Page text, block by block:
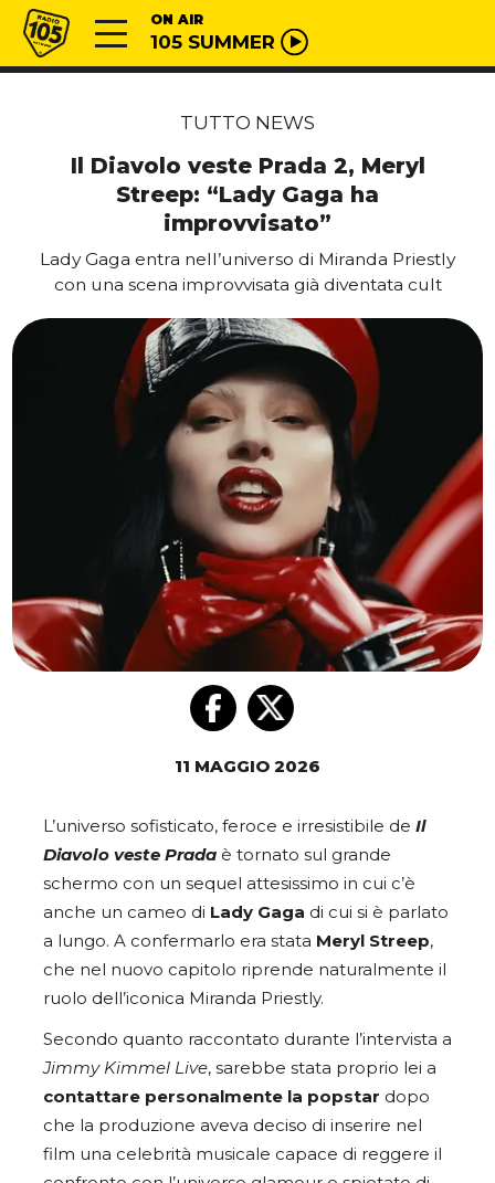
Vai al contenuto
Radio 105 ON AIR
105 SUMMER
TUTTO NEWS
Il Diavolo veste Prada 2, Meryl
Streep: “Lady Gaga ha
improvvisato”
Lady Gaga entra nell’universo di Miranda Priestly
con una scena improvvisata già diventata cult
11 MAGGIO 2026
L’universo sofisticato, feroce e irresistibile de Il
Diavolo veste Prada è tornato sul grande
schermo con un sequel attesissimo in cui c’è
anche un cameo di Lady Gaga di cui si è parlato
a lungo. A confermarlo era stata Meryl Streep,
che nel nuovo capitolo riprende naturalmente il
ruolo dell’iconica Miranda Priestly.
Secondo quanto raccontato durante l’intervista a
Jimmy Kimmel Live, sarebbe stata proprio lei a
contattare personalmente la popstar dopo
che la produzione aveva deciso di inserire nel
film una celebrità musicale capace di reggere il